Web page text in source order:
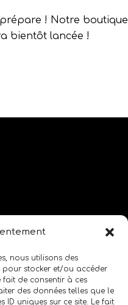
nous utilisons des
pour stocker et/ou accéder
de consentir à ces
des données telles que le
uniques sur ce site. Le fait
! Notre boutique
bientôt lancée !